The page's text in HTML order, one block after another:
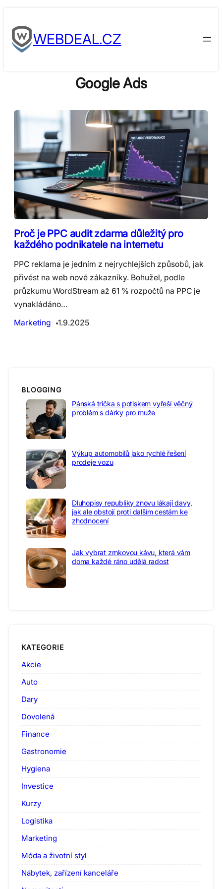
to
contentWEBDEAL.CZ
Google Ads
Proč je PPC audit zdarma důležitý pro
každého podnikatele na internetu
PPC reklama je jedním z nejrychlejších způsobů, jak
přivést na web nové zákazníky. Bohužel, podle
průzkumu WordStream až 61 % rozpočtů na PPC je
vynakládáno…
Marketing
1.9.2025
BLOGGING
Pánská trička s potiskem vyřeší věčný
problém s dárky pro muže
Výkup automobilů jako rychlé řešení
prodeje vozu
Dluhopisy republiky znovu lákají davy,
jak ale obstojí proti dalším cestám ke
zhodnocení
Jak vybrat zrnkovou kávu, která vám
doma každé ráno udělá radost
KATEGORIE
Akcie
Auto
Dary
Dovolená
Finance
Gastronomie
Hygiena
Investice
Kurzy
Logistika
Marketing
Móda a životní styl
Nábytek, zařízení kanceláře